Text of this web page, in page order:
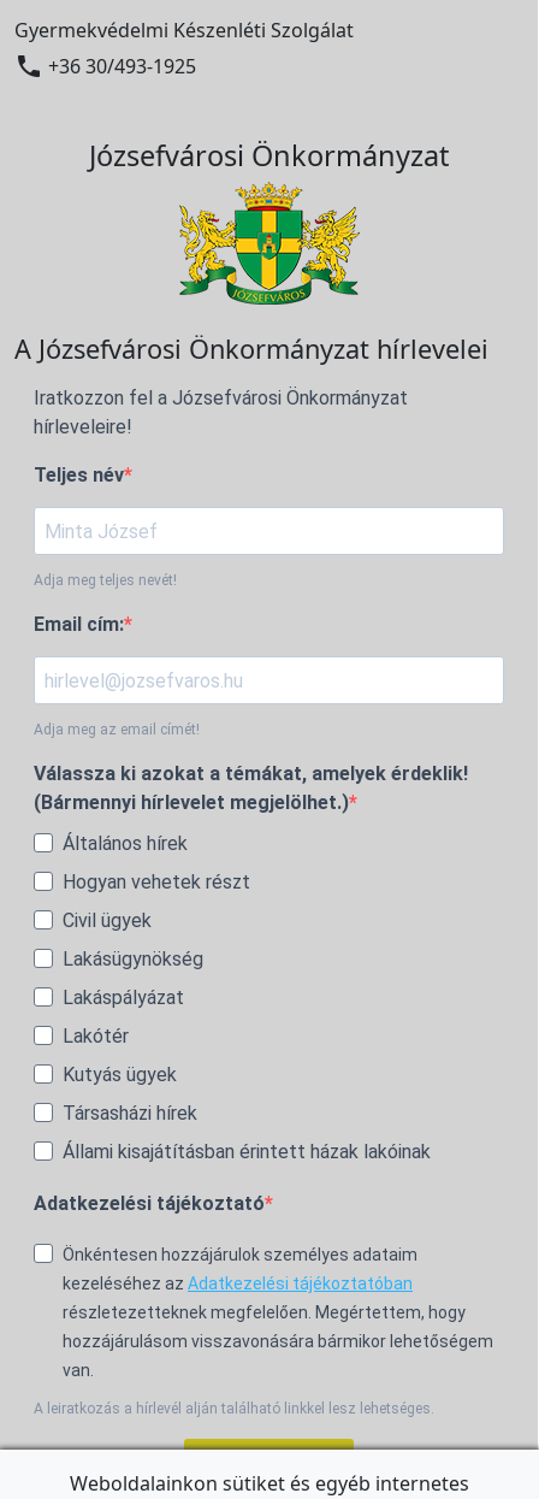
Gyermekvédelmi Készenléti Szolgálat
 +36 30/493-1925
Józsefvárosi Önkormányzat
A Józsefvárosi Önkormányzat hírlevelei
Iratkozzon fel a Józsefvárosi Önkormányzat
hírleveleire!
Teljes név
Adja meg teljes nevét!
Email cím:
Adja meg az email címét!
Válassza ki azokat a témákat, amelyek érdeklik!
(Bármennyi hírlevelet megjelölhet.)
Általános hírek
Hogyan vehetek részt
Civil ügyek
Lakásügynökség
Lakáspályázat
Lakótér
Kutyás ügyek
Társasházi hírek
Állami kisajátításban érintett házak lakóinak
Adatkezelési tájékoztató
Önkéntesen hozzájárulok személyes adataim
kezeléséhez az Adatkezelési tájékoztatóban
részletezetteknek megfelelően. Megértettem, hogy
hozzájárulásom visszavonására bármikor lehetőségem
van.
A leiratkozás a hírlevél alján található linkkel lesz lehetséges.
Weboldalainkon sütiket és egyéb internetes